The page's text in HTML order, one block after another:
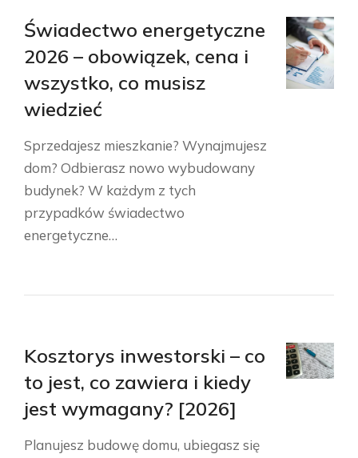
Świadectwo energetyczne
2026 – obowiązek, cena i
wszystko, co musisz
wiedzieć
Sprzedajesz mieszkanie? Wynajmujesz
dom? Odbierasz nowo wybudowany
budynek? W każdym z tych
przypadków świadectwo
energetyczne…
Kosztorys inwestorski – co
to jest, co zawiera i kiedy
jest wymagany? [2026]
Planujesz budowę domu, ubiegasz się